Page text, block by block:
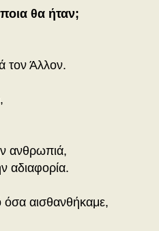
θα ήταν;
τον Άλλον.
ανθρωπιά,
αδιαφορία.
όσα αισθανθήκαμε,